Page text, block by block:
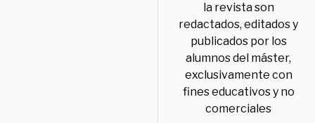
la revista son
redactados, editados y
publicados por los
alumnos del máster,
exclusivamente con
fines educativos y no
comerciales